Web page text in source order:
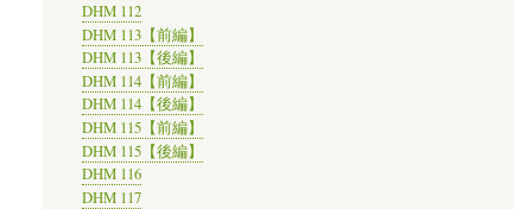
DHM 112
DHM 113【前編】
DHM 113【後編】
DHM 114【前編】
DHM 114【後編】
DHM 115【前編】
DHM 115【後編】
DHM 116
DHM 117